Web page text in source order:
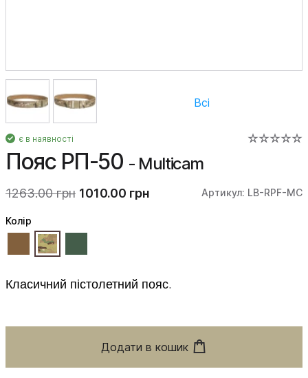
Всі
є в наявності
Пояс РП-50 - Multicam
1263.00 грн 1010.00 грн Артикул: LB-RPF-MC
Класичний пістолетний пояс.
Колiр
Додати в кошик